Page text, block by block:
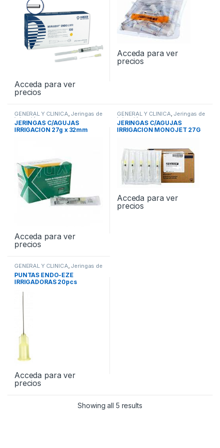
Acceda para ver
precios
Acceda para ver
precios
GENERAL Y CLINICA, Jeringas de
Irrigación
JERINGAS C/AGUJAS
IRRIGACION 27g x 32mm
Acceda para ver
precios
GENERAL Y CLINICA, Jeringas de
Irrigación
JERINGAS C/AGUJAS
IRRIGACION MONOJET 27G
Acceda para ver
precios
GENERAL Y CLINICA, Jeringas de
Irrigación ,Varios de Agujas
PUNTAS ENDO-EZE
IRRIGADORAS 20pcs
Acceda para ver
precios
Showing all 5 results